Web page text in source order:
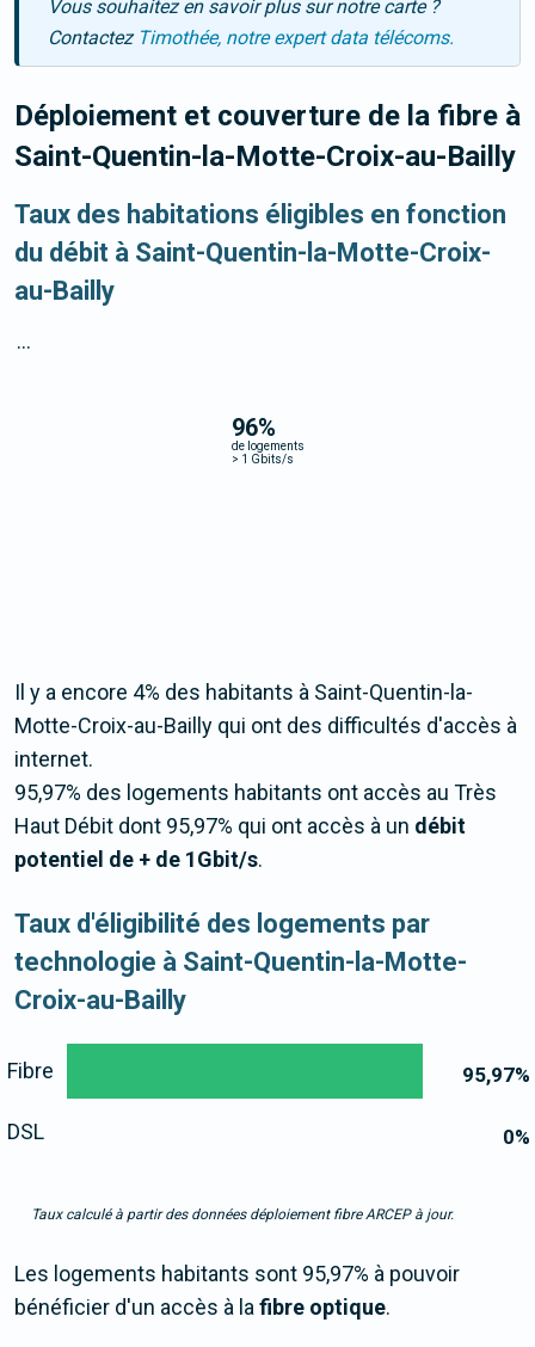
Vous souhaitez en savoir plus sur notre carte ?
Contactez Timothée, notre expert data télécoms.
Déploiement et couverture de la fibre à
Saint-Quentin-la-Motte-Croix-au-Bailly
Taux des habitations éligibles en fonction
du débit à Saint-Quentin-la-Motte-Croix-
au-Bailly
96%
de logements
> 1 Gbits/s
...
Il y a encore 4% des habitants à Saint-Quentin-la-
Motte-Croix-au-Bailly qui ont des difficultés d'accès à
internet.
95,97% des logements habitants ont accès au Très
Haut Débit dont 95,97% qui ont accès à un débit
potentiel de + de 1Gbit/s.
Taux d'éligibilité des logements par
technologie à Saint-Quentin-la-Motte-
Croix-au-Bailly
95,97%
0%
Fibre
DSL
Taux calculé à partir des données déploiement fibre ARCEP à jour.
Les logements habitants sont 95,97% à pouvoir
bénéficier d'un accès à lafibre optique.